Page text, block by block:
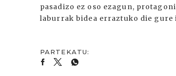
pasadizo ez oso ezagun,
laburrak bidea erraztuko die gure